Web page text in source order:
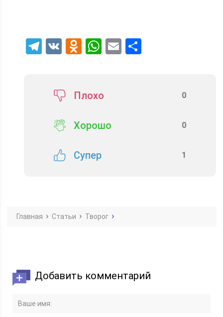
Telegram
VK Odnoklassniki
WhatsApp
Email
Плохо 0
Хорошо 0
Супер 1
Главная Статьи Творог
Добавить комментарий